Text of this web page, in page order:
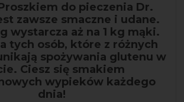
do pieczenia Dr.
zawsze smaczne i udane.
wystarcza aż na 1 kg mąki.
tych osób, które z różnych
spożywania glutenu w
Ciesz się smakiem
wypieków każdego
dnia!